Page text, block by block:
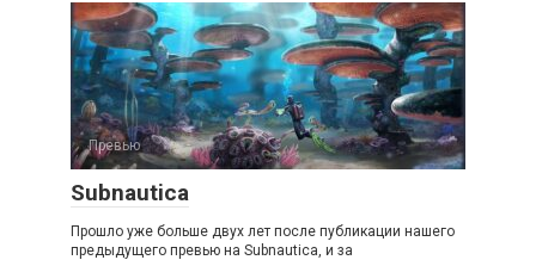
Превью
Subnautica
Прошло уже больше двух лет после публикации нашего
предыдущего превью на Subnautica, и за